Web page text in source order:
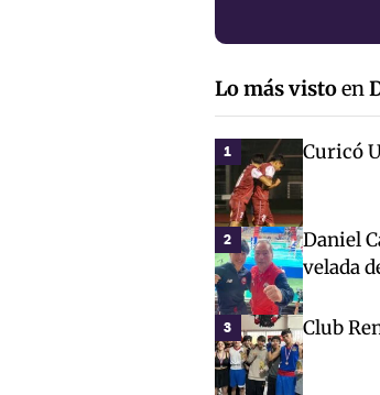
Lo más vistoen
1 Curicó
2
Daniel
velada
3 Club